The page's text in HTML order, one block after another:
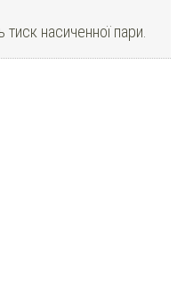
насиченної пари.